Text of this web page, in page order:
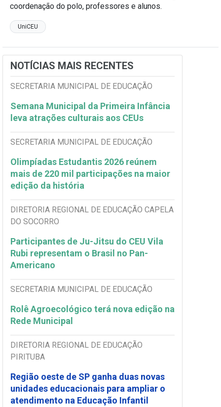
coordenação do polo, professores e alunos.
UniCEU
NOTÍCIAS MAIS RECENTES
SECRETARIA MUNICIPAL DE EDUCAÇÃO
Semana Municipal da Primeira Infância
leva atrações culturais aos CEUs
SECRETARIA MUNICIPAL DE EDUCAÇÃO
Olimpíadas Estudantis 2026 reúnem
mais de 220 mil participações na maior
edição da história
DIRETORIA REGIONAL DE EDUCAÇÃO CAPELA
DO SOCORRO
Participantes de Ju-Jitsu do CEU Vila
Rubi representam o Brasil no Pan-
Americano
SECRETARIA MUNICIPAL DE EDUCAÇÃO
Rolê Agroecológico terá nova edição na
Rede Municipal
DIRETORIA REGIONAL DE EDUCAÇÃO
PIRITUBA
Região oeste de SP ganha duas novas
unidades educacionais para ampliar o
atendimento na Educação Infantil